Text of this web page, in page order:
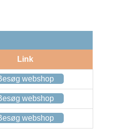
Link
webshop
webshop
webshop